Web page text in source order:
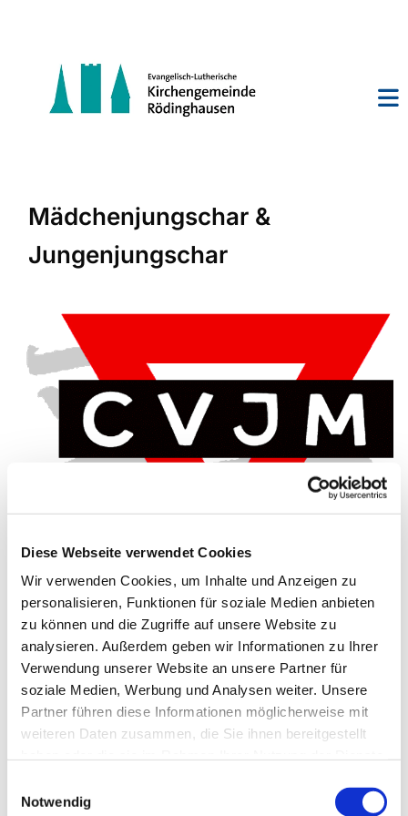
Diese Webseite verwendet Cookies
Wir verwenden Cookies, um Inhalte und Anzeigen zu
personalisieren, Funktionen für soziale Medien anbieten
zu können und die Zugriffe auf unsere Website zu
analysieren. Außerdem geben wir Informationen zu Ihrer
Verwendung unserer Website an unsere Partner für
soziale Medien, Werbung und Analysen weiter. Unsere
Partner führen diese Informationen möglicherweise mit
weiteren Daten zusammen, die Sie ihnen bereitgestellt
Notwendig
Mädchenjungschar &
Jungenjungschar
Freitag, 21. Mai 2027, 18:00 - 19:30
Uhr
Gemeindehaus Schwenningdorf, Am
Gemeindehaus 33, 32289
Rödinghausen
CVJM